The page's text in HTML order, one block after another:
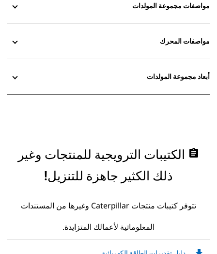
مواصفات مجموعة المولدات
مواصفات المحرك
أبعاد مجموعة المولدات
assignment الكتيبات الترويجية للمنتجات وغير
ذلك الكثير جاهزة للتنزيل!
تتوفر كتيبات منتجات Caterpillar وغيرها من المستندات
المعلوماتية لأعمالك المتزايدة.